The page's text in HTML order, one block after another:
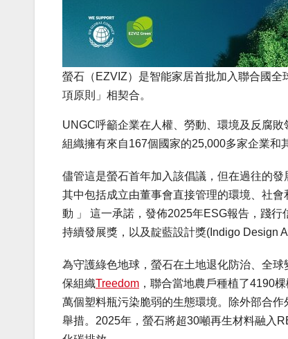
螢石（EZVIZ）是智能家居首批加入聯合國
項原則」相契合。
UNGC呼籲企業在人權、勞動、環境及反腐
組織擁有來自167個國家的25,000多家企業和
儘管這是螢石首年加入該倡議，但在過往的
其中包括成立由董事會直接管理的環境、社
動 」 這一承諾，發佈2025年ESG報告，踐
持續發展獎，以及靛藍設計獎(Indigo Design
為守護綠色地球，螢石在土地退化防治、全
保組織Treedom ，聯合當地農戶種植了4190
萬個塑料瓶污染脆弱的生態環境。除外部合
舉措。2025年，螢石將超30噸再生材料融入